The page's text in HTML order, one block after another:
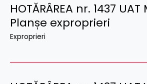
HOTĂRÂREA nr. 1437 UAT
Planșe exproprieri
Exproprieri